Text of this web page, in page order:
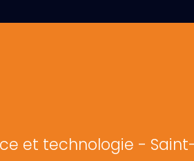
et technologie -